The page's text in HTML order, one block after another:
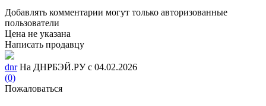
Добавлять комментарии могут только авторизованные
пользователи
Цена не указана
Написать продавцу
dnr На ДНРБЭЙ.РУ с 04.02.2026
(0)
Пожаловаться